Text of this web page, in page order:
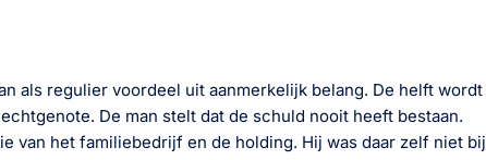
als regulier voordeel uit aanmerkelijk belang. De helft wordt
De man stelt dat de schuld nooit heeft bestaan.
van het familiebedrijf en de holding. Hij was daar zelf niet bij